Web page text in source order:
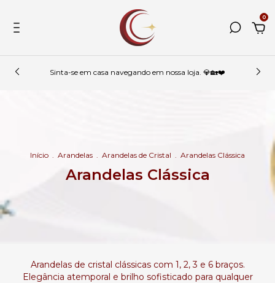
0
Sinta-se em casa navegando em nossa loja. 💎🏡❤️
Início . Arandelas . Arandelas de Cristal . Arandelas Clássica
Arandelas Clássica
Arandelas de cristal clássicas com 1, 2, 3 e 6 braços.
Elegância atemporal e brilho sofisticado para qualquer